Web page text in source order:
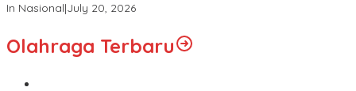
In Nasional|July 20, 2026
Olahraga Terbaru